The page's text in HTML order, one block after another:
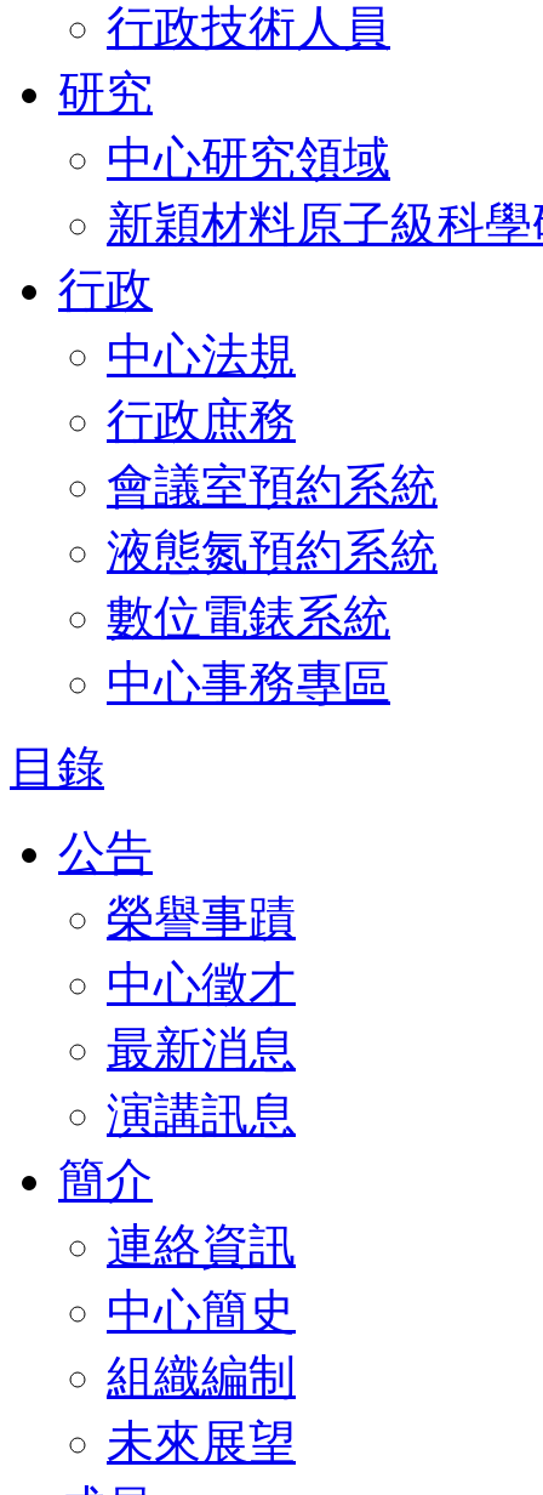
行政技術人員
研究
中心研究領域
新穎材料原子級科
行政
中心法規
行政庶務
會議室預約系統
液態氮預約系統
數位電錶系統
中心事務專區
目錄
公告
榮譽事蹟
中心徵才
最新消息
演講訊息
簡介
連絡資訊
中心簡史
組織編制
未來展望